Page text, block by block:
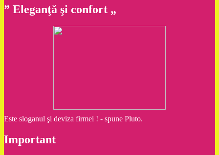
” Eleganţă şi confort „
Este sloganul şi deviza firmei ! - spune Pluto.
Important